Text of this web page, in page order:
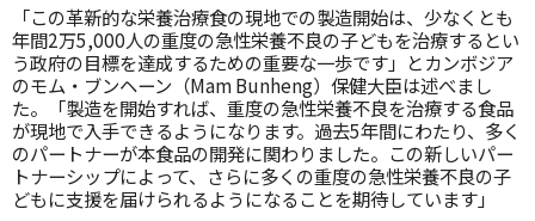
「この革新的な栄養治療食の現地での製造開始は、少なくとも
年間2万5,000人の重度の急性栄養不良の子どもを治療するとい
う政府の目標を達成するための重要な一歩です」とカンボジア
のモム・ブンヘーン（Mam Bunheng）保健大臣は述べまし
た。「製造を開始すれば、重度の急性栄養不良を治療する食品
が現地で入手できるようになります。過去5年間にわたり、多く
のパートナーが本食品の開発に関わりました。この新しいパー
トナーシップによって、さらに多くの重度の急性栄養不良の子
どもに支援を届けられるようになることを期待しています」